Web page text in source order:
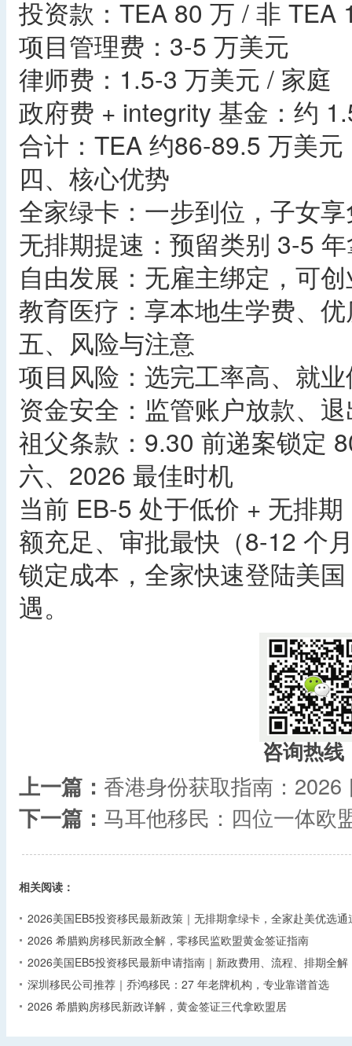
投资款：TEA 80 万 / 非 TEA
项目管理费：3-5 万美元
律师费：1.5-3 万美元 / 家庭
政府费 + integrity 基金：约
合计：TEA 约86-89.5 万美元
四、核心优势
全家绿卡：一步到位，子女
无排期提速：预留类别 3-5
自由发展：无雇主绑定，可
教育医疗：享本地生学费、
五、风险与注意
项目风险：选完工率高、就
资金安全：监管账户放款、
祖父条款：9.30 前递案锁定
六、2026 最佳时机
当前 EB-5 处于低价 + 无排
额充足、审批最快（8-12 个
锁定成本，全家快速登陆美
遇。 ​
咨询热线
上一篇： 香港身份获取指南：
下一篇： 马耳他移民：四位一体欧
相关阅读：
2026美国EB5投资移民最新政策｜无排期拿绿卡，全家赴美优选通
2026 希腊购房移民新政全解，零移民监欧盟黄金签证指南
2026美国EB5投资移民最新申请指南｜新政费用、流程、排期全解
深圳移民公司推荐｜乔鸿移民：27 年老牌机构，专业靠谱首选
2026 希腊购房移民新政详解，黄金签证三代拿欧盟居